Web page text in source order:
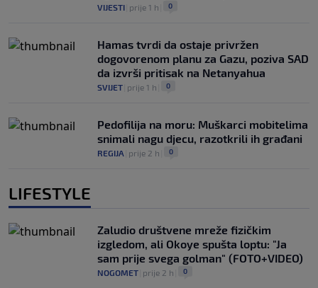
VIJESTI prije 1 h 0
Hamas tvrdi da ostaje privržen
dogovorenom planu za Gazu, poziva SAD
da izvrši pritisak na Netanyahua
SVIJET prije 1 h 0
Pedofilija na moru: Muškarci mobitelima
snimali nagu djecu, razotkrili ih građani
REGIJA prije 2 h 0
LIFESTYLE
Zaludio društvene mreže fizičkim
izgledom, ali Okoye spušta loptu: "Ja
sam prije svega golman" (FOTO+VIDEO)
NOGOMET prije 2 h 0